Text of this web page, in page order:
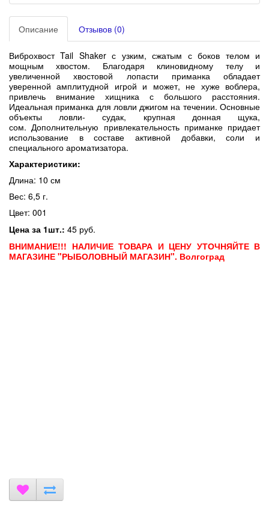
Описание Отзывов (0)
Виброхвост Tail Shakerс узким, сжатым с боков телом и
мощным хвостом. Благодаря клиновидному телу и
увеличенной хвостовой лопасти приманка обладает
уверенной амплитудной игрой и может, не хуже воблера,
привлечь внимание хищника с большого расстояния.
Идеальная приманка для ловли джигом на течении. Основные
объекты ловли- судак, крупная донная щука,
сом.Дополнительную привлекательность приманке придает
использование в составе активной добавки, соли и
специального ароматизатора.
Характеристики:
Длина: 10 см
Вес: 6,5 г.
Цвет: 001
Цена за 1шт.: 45 руб.
ВНИМАНИЕ!!! НАЛИЧИЕ ТОВАРА И ЦЕНУ УТОЧНЯЙТЕ В
МАГАЗИНЕ "РЫБОЛОВНЫЙ МАГАЗИН". Волгоград